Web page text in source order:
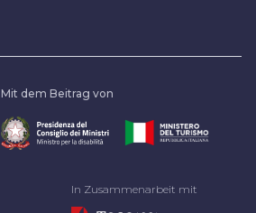
Mit dem Beitrag von
In Zusammenarbeit mit